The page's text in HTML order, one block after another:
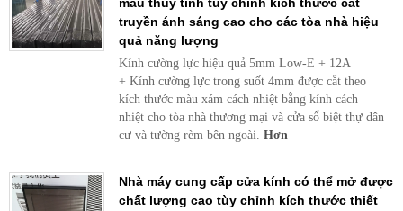
truyền ánh sáng cao cho các tòa nhà hiệu
quả năng lượng
Kính cường lực hiệu quả 5mm Low-E + 12A
+ Kính cường lực trong suốt 4mm được cắt theo
kích thước màu xám cách nhiệt bằng kính cách
nhiệt cho tòa nhà thương mại và cửa sổ biệt thự dân
cư và tường rèm bên ngoài. Hơn
Nhà máy cung cấp cửa kính có thể mở được
chất lượng cao tùy chỉnh kích thước thiết